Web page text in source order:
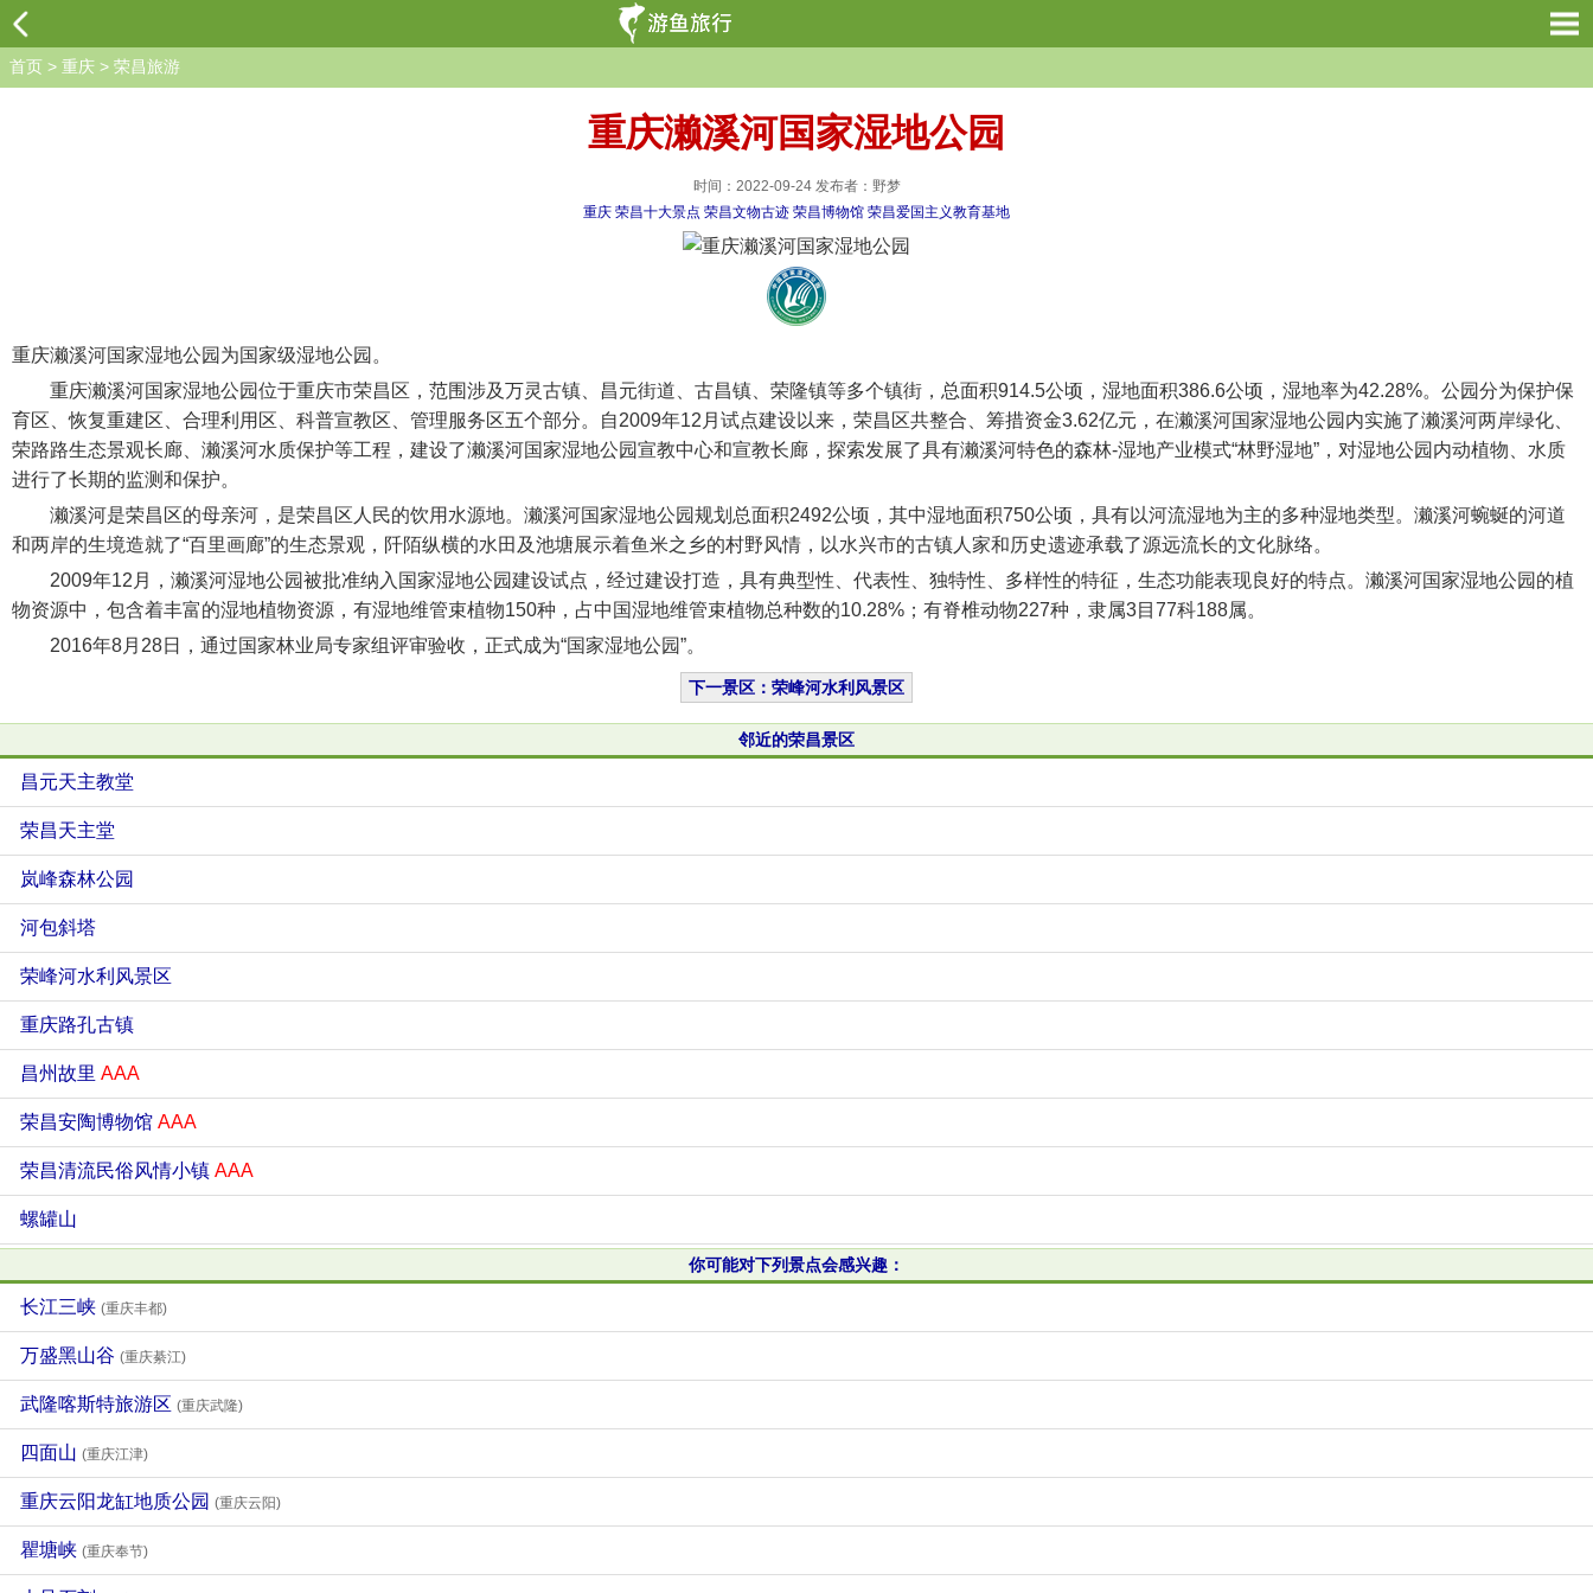
首页 > 重庆 > 荣昌旅游
重庆濑溪河国家湿地公园
时间：2022-09-24 发布者：野梦
重庆 荣昌十大景点 荣昌文物古迹 荣昌博物馆 荣昌爱国主义教育基地
重庆濑溪河国家湿地公园为国家级湿地公园。
重庆濑溪河国家湿地公园位于重庆市荣昌区，范围涉及万灵古镇、昌元街道、古昌镇、荣隆镇等多个镇街，总面积914.5公顷，湿地面积386.6公顷，湿地率为42.28%。公园分为保护保
育区、恢复重建区、合理利用区、科普宣教区、管理服务区五个部分。自2009年12月试点建设以来，荣昌区共整合、筹措资金3.62亿元，在濑溪河国家湿地公园内实施了濑溪河两岸绿化、
荣路路生态景观长廊、濑溪河水质保护等工程，建设了濑溪河国家湿地公园宣教中心和宣教长廊，探索发展了具有濑溪河特色的森林-湿地产业模式“林野湿地”，对湿地公园内动植物、水质
进行了长期的监测和保护。
濑溪河是荣昌区的母亲河，是荣昌区人民的饮用水源地。濑溪河国家湿地公园规划总面积2492公顷，其中湿地面积750公顷，具有以河流湿地为主的多种湿地类型。濑溪河蜿蜒的河道
和两岸的生境造就了“百里画廊”的生态景观，阡陌纵横的水田及池塘展示着鱼米之乡的村野风情，以水兴市的古镇人家和历史遗迹承载了源远流长的文化脉络。
2009年12月，濑溪河湿地公园被批准纳入国家湿地公园建设试点，经过建设打造，具有典型性、代表性、独特性、多样性的特征，生态功能表现良好的特点。濑溪河国家湿地公园的植
物资源中，包含着丰富的湿地植物资源，有湿地维管束植物150种，占中国湿地维管束植物总种数的10.28%；有脊椎动物227种，隶属3目77科188属。
2016年8月28日，通过国家林业局专家组评审验收，正式成为“国家湿地公园”。
下一景区：荣峰河水利风景区
邻近的荣昌景区
昌元天主教堂
荣昌天主堂
岚峰森林公园
河包斜塔
荣峰河水利风景区
重庆路孔古镇
昌州故里 AAA
荣昌安陶博物馆 AAA
荣昌清流民俗风情小镇 AAA
螺罐山
你可能对下列景点会感兴趣：
长江三峡 (重庆丰都)
万盛黑山谷 (重庆綦江)
武隆喀斯特旅游区 (重庆武隆)
四面山 (重庆江津)
重庆云阳龙缸地质公园 (重庆云阳)
瞿塘峡 (重庆奉节)